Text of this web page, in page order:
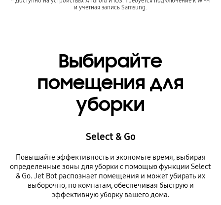
и учетная запись Samsung.
Выбирайте
помещения для
уборки
Select & Go
Повышайте эффективность и экономьте время, выбирая
определенные зоны для уборки с помощью функции Select
& Go. Jet Bot распознает помещения и может убирать их
выборочно, по комнатам, обеспечивая быструю и
эффективную уборку вашего дома.